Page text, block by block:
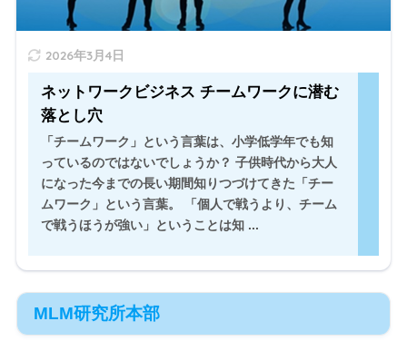
2026年3月4日
ネットワークビジネス チームワークに潜む
落とし穴
「チームワーク」という言葉は、小学低学年でも知
っているのではないでしょうか？ 子供時代から大人
になった今までの長い期間知りつづけてきた「チー
ムワーク」という言葉。 「個人で戦うより、チーム
で戦うほうが強い」ということは知 ...
MLM研究所本部